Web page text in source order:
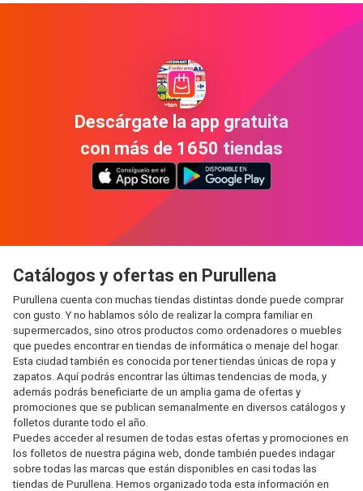
Descárgate la app gratuita
con más de 1650 tiendas
Catálogos y ofertas en Purullena
Purullena cuenta con muchas tiendas distintas donde puede comprar
con gusto. Y no hablamos sólo de realizar la compra familiar en
supermercados, sino otros productos como ordenadores o muebles
que puedes encontrar en tiendas de informática o menaje del hogar.
Esta ciudad también es conocida por tener tiendas únicas de ropa y
zapatos. Aquí podrás encontrar las últimas tendencias de moda, y
además podrás beneficiarte de un amplia gama de ofertas y
promociones que se publican semanalmente en diversos catálogos y
folletos durante todo el año.
Puedes acceder al resumen de todas estas ofertas y promociones en
los folletos de nuestra página web, donde también puedes indagar
sobre todas las marcas que están disponibles en casi todas las
tiendas de Purullena. Hemos organizado toda esta información en